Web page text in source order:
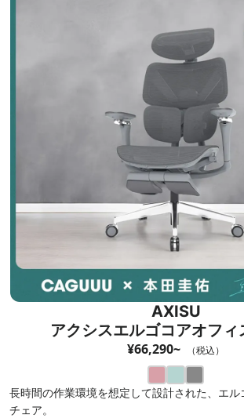
AXISU
アクシスエルゴコアオフィ
¥66,290~ （税込）
長時間の作業環境を想定して設計された、エル
チェア。